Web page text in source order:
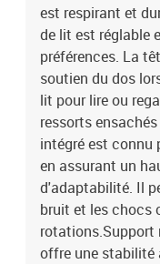
est respirant et
de lit est réglable
préférences. La
soutien du dos
lit pour lire ou
ressorts
intégré est connu
en assurant un
d'adaptabilité. Il
bruit et les chocs
rotations.Support
offre une stabilité